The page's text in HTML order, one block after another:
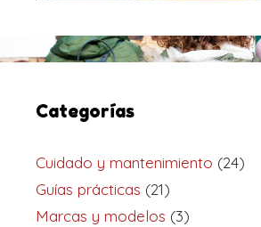
Categorías
Cuidado y mantenimiento (24)
Guías prácticas (21)
Marcas y modelos (3)